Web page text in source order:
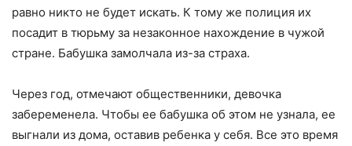
равно никто не будет искать. К тому же полиция их
посадит в тюрьму за незаконное нахождение в чужой
стране. Бабушка замолчала из-за страха.
Через год, отмечают общественники, девочка
забеременела. Чтобы ее бабушка об этом не узнала, ее
выгнали из дома, оставив ребенка у себя. Все это время